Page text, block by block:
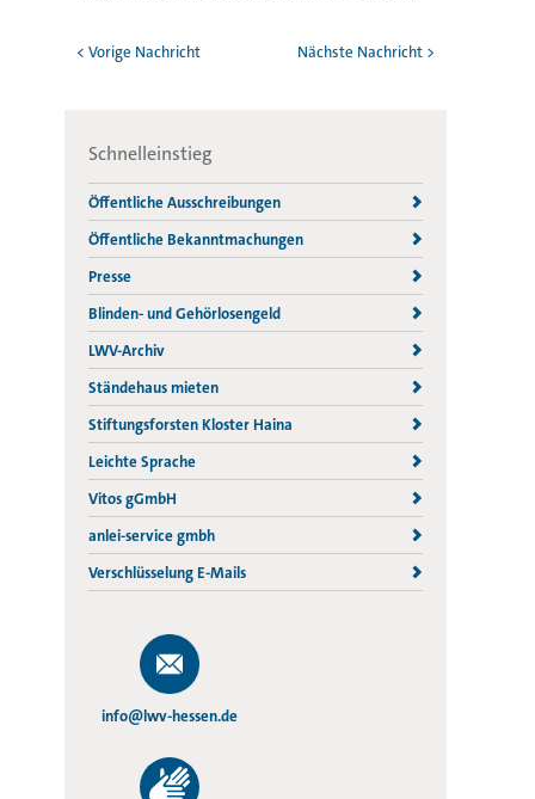
Nächste Nachricht >
< Vorige Nachricht
Schnelleinstieg
Öffentliche Ausschreibungen
Öffentliche Bekanntmachungen
Presse
Blinden- und Gehörlosengeld
LWV-Archiv
Ständehaus mieten
Stiftungsforsten Kloster Haina
Leichte Sprache
Vitos gGmbH
anlei-service gmbh
Verschlüsselung E-Mails
info@lwv-hessen.de